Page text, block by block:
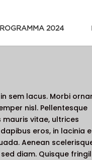
2024
sem lacus. Morbi
nisl. Pellentesque
vitae, ultrices
eros, in lacinia
Aenean
diam. Quisque